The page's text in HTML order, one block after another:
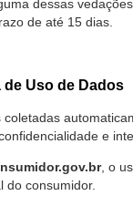
dessas
de até 15 dias.
de Uso de Dados
coletadas
e
, o
do consumidor.